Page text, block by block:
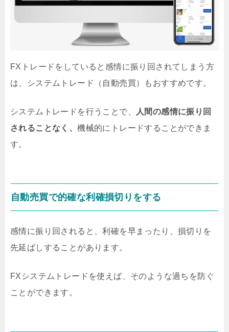
FXトレードをしていると感情に振り回されてしまう方
は、システムトレード（自動売買）もおすすめです。
システムトレードを行うことで、
人間の感情に振り回
されることなく、機械的にトレードすることができま
す。
自動売買で的確な利確損切りをする
感情に振り回されると、利確を早まったり、損切りを
先延ばしすることがあります。
FXシステムトレードを使えば、そのような過ちを防ぐ
ことができます。